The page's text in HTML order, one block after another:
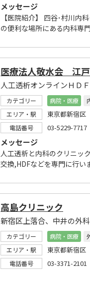
メッセージ
【医院紹介】 四谷･村川内
の便利な場所にある内科専
医療法人敬水会 江
人工透析オンラインＨＤ
カテゴリー 病院・医療
エリア・駅
東京都新宿区
電話番号 03-5229-7717
メッセージ
人工透析と内科のクリニッ
交換,HDFなどを専門に行い
高島クリニック
カテゴリー 病院・医療
エリア・駅
東京都新宿区
電話番号 03-3371-2101